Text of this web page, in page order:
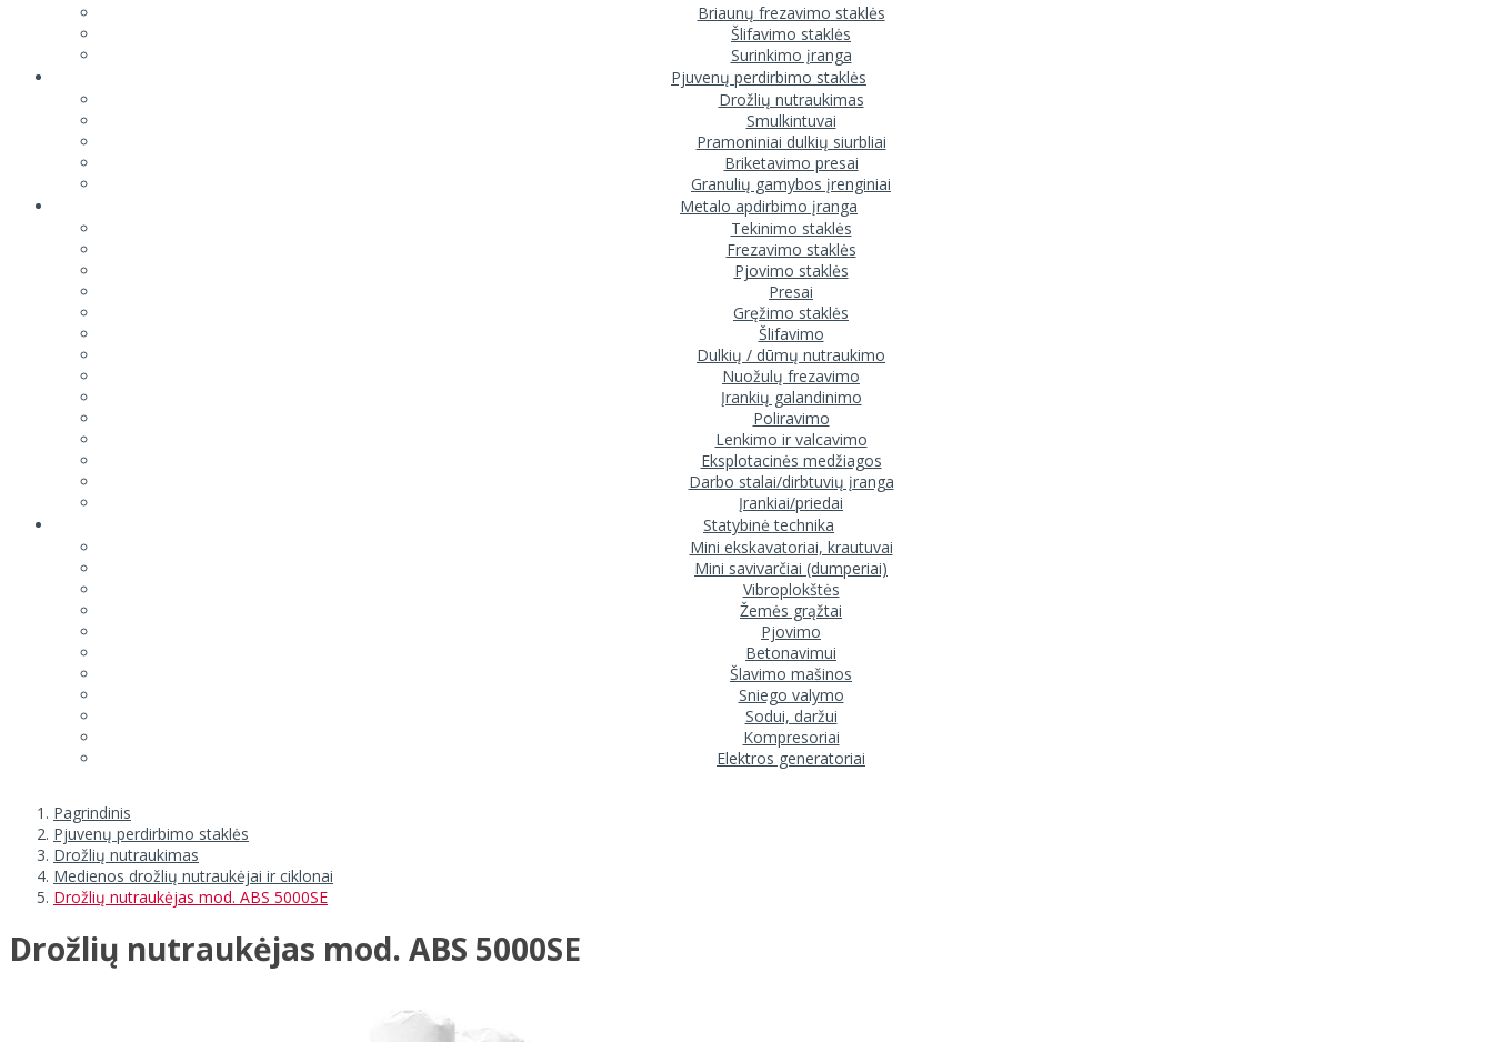
Briaunų frezavimo staklės
Šlifavimo staklės
Surinkimo įranga
Pjuvenų perdirbimo staklės
Drožlių nutraukimas
Smulkintuvai
Pramoniniai dulkių siurbliai
Briketavimo presai
Granulių gamybos įrenginiai
Metalo apdirbimo įranga
Tekinimo staklės
Frezavimo staklės
Pjovimo staklės
Presai
Gręžimo staklės
Šlifavimo
Dulkių / dūmų nutraukimo
Nuožulų frezavimo
Įrankių galandinimo
Poliravimo
Lenkimo ir valcavimo
Eksplotacinės medžiagos
Darbo stalai/dirbtuvių įranga
Įrankiai/priedai
Statybinė technika
Mini ekskavatoriai, krautuvai
Mini savivarčiai (dumperiai)
Vibroplokštės
Žemės grąžtai
Pjovimo
Betonavimui
Šlavimo mašinos
Sniego valymo
Sodui, daržui
Kompresoriai
Elektros generatoriai
Pagrindinis
Pjuvenų perdirbimo staklės
Drožlių nutraukimas
Medienos drožlių nutraukėjai ir ciklonai
Drožlių nutraukėjas mod. ABS 5000SE
Drožlių nutraukėjas mod. ABS 5000SE